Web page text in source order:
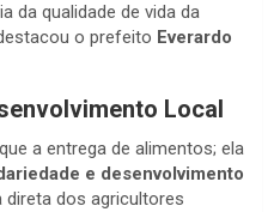
da qualidade de vida da
o prefeito Everardo
Local
a entrega de alimentos; ela
e desenvolvimento
direta dos agricultores